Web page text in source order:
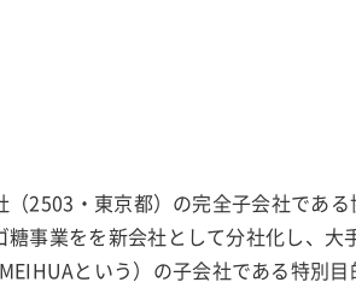
2503・東京都）の完全子会社であ
事業をを新会社として分社化し、大
という）の子会社である特別目